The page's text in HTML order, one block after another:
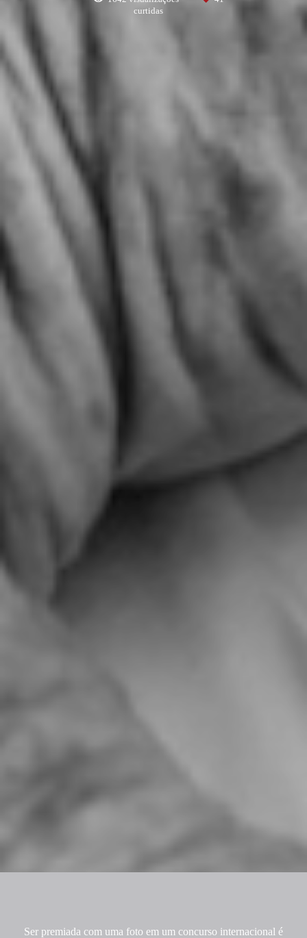
curtidas
Ser premiada com uma foto em um concurso internacional é